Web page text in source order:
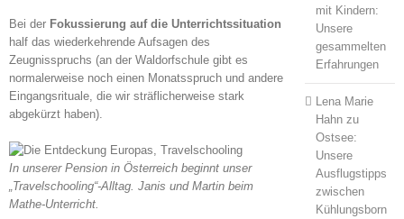
Bei der Fokussierung auf die Unterrichtssituation
half das wiederkehrende Aufsagen des
Zeugnisspruchs (an der Waldorfschule gibt es
normalerweise noch einen Monatsspruch und andere
Eingangsrituale, die wir sträflicherweise stark
abgekürzt haben).
In unserer Pension in Österreich beginnt unser
„Travelschooling“-Alltag. Janis und Martin beim
Mathe-Unterricht.
mit Kindern:
Unsere
gesammelten
Erfahrungen
Lena Marie
Hahnzu
Ostsee:
Unsere
Ausflugstipps
zwischen
Kühlungsborn